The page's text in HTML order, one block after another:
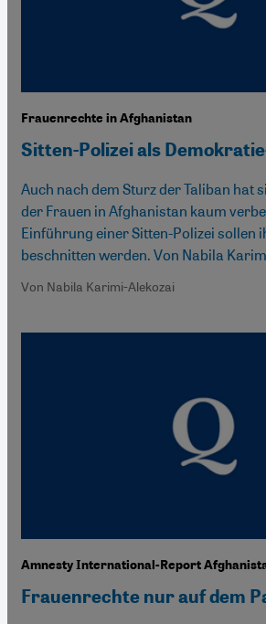
Frauenrechte in Afghanistan
Sitten-Polizei als
Auch nach dem Sturz der Taliban hat
der Frauen in Afghanistan kaum
Einführung einer Sitten-Polizei sollen
beschnitten werden. Von Nabila
Von Nabila Karimi-Alekozai
Amnesty International-Report
Frauenrechte nur auf dem